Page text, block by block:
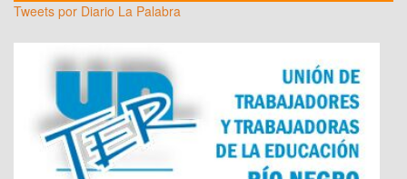
Tweets por Diario La Palabra